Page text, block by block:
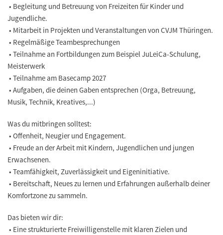
• Begleitung und Betreuung von Freizeiten für Kinder und
Jugendliche.
• Mitarbeit in Projekten und Veranstaltungen von CVJM Thüringen.
• Regelmäßige Teambesprechungen
• Teilnahme an Fortbildungen zum Beispiel JuLeiCa-Schulung,
Meisterwerk
• Teilnahme am Basecamp 2027
• Aufgaben, die deinen Gaben entsprechen (Orga, Betreuung,
Musik, Technik, Kreatives,...)
Was du mitbringen solltest:
• Offenheit, Neugier und Engagement.
• Freude an der Arbeit mit Kindern, Jugendlichen und jungen
Erwachsenen.
• Teamfähigkeit, Zuverlässigkeit und Eigeninitiative.
• Bereitschaft, Neues zu lernen und Erfahrungen außerhalb deiner
Komfortzone zu sammeln.
Das bieten wir dir:
• Eine strukturierte Freiwilligenstelle mit klaren Zielen und